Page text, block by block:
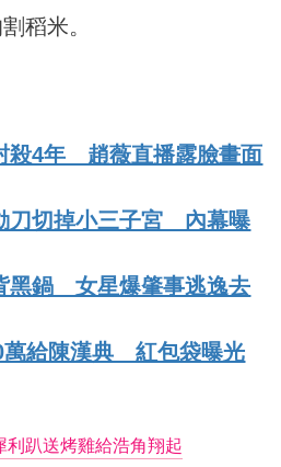
稻米。
殺4年 趙薇直播露臉畫面
刀切掉小三子宮 內幕曝
黑鍋 女星爆肇事逃逸去
萬給陳漢典 紅包袋曝光
利趴送烤雞給浩角翔起